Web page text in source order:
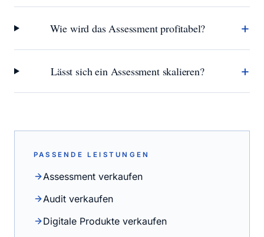
Wie wird das Assessment profitabel? +
Lässt sich ein Assessment skalieren? +
PASSENDE LEISTUNGEN
Assessment verkaufen
Audit verkaufen
Digitale Produkte verkaufen